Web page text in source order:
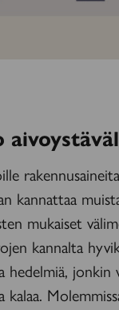
kannattaa
mukaiset
kannalta
hedelmiä,
kalaa.